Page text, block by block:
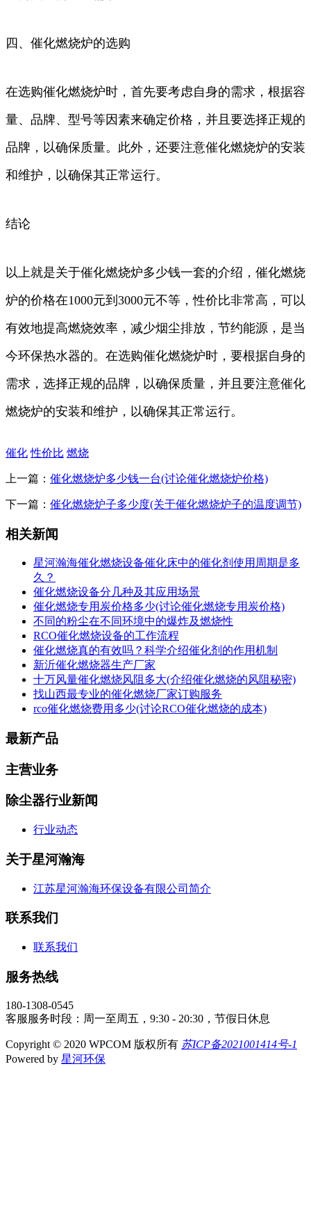
四、催化燃烧炉的选购
在选购催化燃烧炉时，首先要考虑自身的需求，根据容
量、品牌、型号等因素来确定价格，并且要选择正规的
品牌，以确保质量。此外，还要注意催化燃烧炉的安装
和维护，以确保其正常运行。
结论
以上就是关于催化燃烧炉多少钱一套的介绍，催化燃烧
炉的价格在1000元到3000元不等，性价比非常高，可以
有效地提高燃烧效率，减少烟尘排放，节约能源，是当
今环保热水器的。在选购催化燃烧炉时，要根据自身的
需求，选择正规的品牌，以确保质量，并且要注意催化
燃烧炉的安装和维护，以确保其正常运行。
催化 性价比 燃烧
上一篇： 催化燃烧炉多少钱一台(讨论催化燃烧炉价格)
下一篇： 催化燃烧炉子多少度(关于催化燃烧炉子的温度调节)
相关新闻
星河瀚海催化燃烧设备催化床中的催化剂使用周期是多
久？
催化燃烧设备分几种及其应用场景
催化燃烧专用炭价格多少(讨论催化燃烧专用炭价格)
不同的粉尘在不同环境中的爆炸及燃烧性
RCO催化燃烧设备的工作流程
催化燃烧真的有效吗？科学介绍催化剂的作用机制
新沂催化燃烧器生产厂家
十万风量催化燃烧风阻多大(介绍催化燃烧的风阻秘密)
找山西最专业的催化燃烧厂家订购服务
rco催化燃烧费用多少(讨论RCO催化燃烧的成本)
最新产品
主营业务
除尘器行业新闻
行业动态
关于星河瀚海
江苏星河瀚海环保设备有限公司简介
联系我们
联系我们
服务热线
180-1308-0545
客服服务时段：周一至周五，9:30 - 20:30，节假日休息
Copyright © 2020 WPCOM 版权所有 苏ICP备2021001414号-1
Powered by 星河环保